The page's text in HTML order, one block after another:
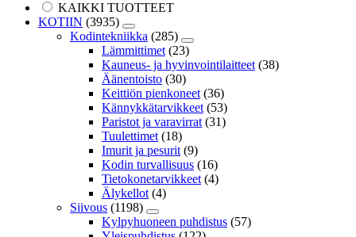
KAIKKI TUOTTEET
KOTIIN (3935)
Kodintekniikka (285)
Lämmittimet (23)
Kauneus- ja hyvinvointilaitteet (38)
Äänentoisto (30)
Keittiön pienkoneet (36)
Kännykkätarvikkeet (53)
Paristot ja varavirrat (31)
Tuulettimet (18)
Imurit ja pesurit (9)
Kodin turvallisuus (16)
Tietokonetarvikkeet (4)
Älykellot (4)
Siivous (1198)
Kylpyhuoneen puhdistus (57)